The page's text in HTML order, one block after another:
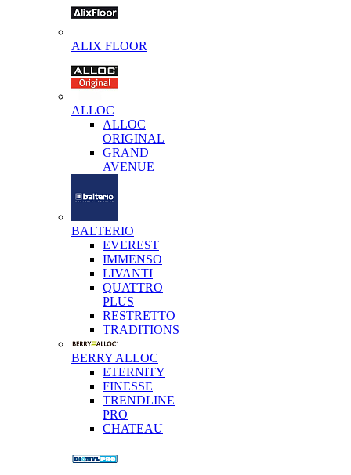
ALIX FLOOR
ALLOC
ALLOC
ORIGINAL
GRAND
AVENUE
BALTERIO
EVEREST
IMMENSO
LIVANTI
QUATTRO
PLUS
RESTRETTO
TRADITIONS
BERRY ALLOC
ETERNITY
FINESSE
TRENDLINE
PRO
CHATEAU